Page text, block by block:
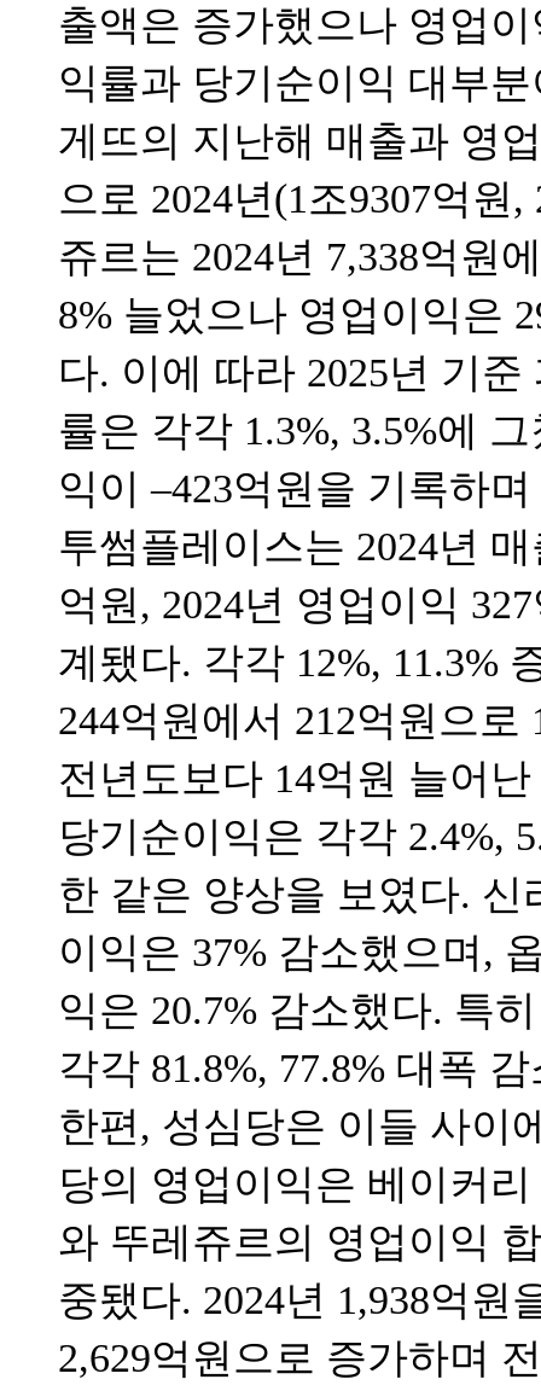
출액은 증가했으나 영업
익률과 당기순이익 대부
게뜨의 지난해 매출과 영
으로 2024년(1조9307억
쥬르는 2024년 7,338억원
8% 늘었으나 영업이익은
다. 이에 따라 2025년 기
률은 각각 1.3%, 3.5%에
익이 –423억원을 기록하
투썸플레이스는 2024년
억원, 2024년 영업이익
계됐다. 각각 12%, 11.3%
244억원에서 212억원으
전년도보다 14억원 늘어
당기순이익은 각각 2.4%,
한 같은 양상을 보였다. 신
이익은 37% 감소했으며,
익은 20.7% 감소했다. 특
각각 81.8%, 77.8% 대폭
한편, 성심당은 이들 사이
당의 영업이익은 베이커
와 뚜레쥬르의 영업이익
중됐다. 2024년 1,938억원
2,629억원으로 증가하며